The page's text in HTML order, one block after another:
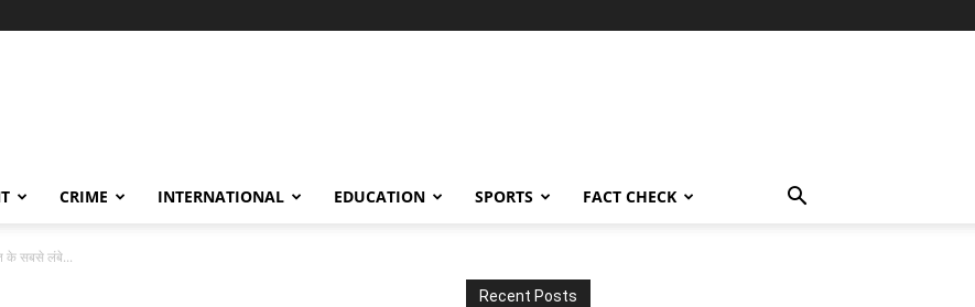
CRIME INTERNATIONAL EDUCATION SPORTS FACT CHECK
के सबसे लंबे...
Recent Posts